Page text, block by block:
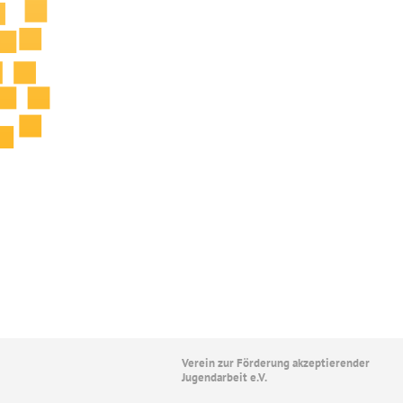
Verein zur Förderung akzeptierender
Jugendarbeit e.V.